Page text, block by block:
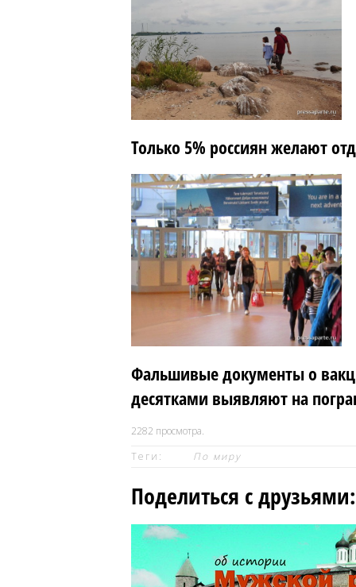
Только 5% россиян желают
Фальшивые документы о
десятками выявляют на
2282 просмотра.
Теги:
По миру
Поделиться с друзьями: